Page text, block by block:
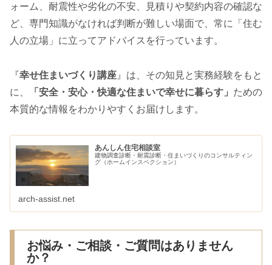
ォーム、耐震性や劣化の不安、見積りや契約内容の確認な
ど、専門知識がなければ判断が難しい場面で、常に「住む
人の立場」に立ってアドバイスを行っています。
『幸せ住まいづくり講座 』は、その知見と実務経験をもと
に、
「安全・安心・快適な住まいで幸せに暮らす」 ための
本質的な情報をわかりやすくお届けします。
あんしん住宅相談室
建物調査診断・耐震診断・住まいづくりのコンサルティン
グ（ホームインスペクション）
arch-assist.net
お悩み・ご相談・ご質問はありません
か？